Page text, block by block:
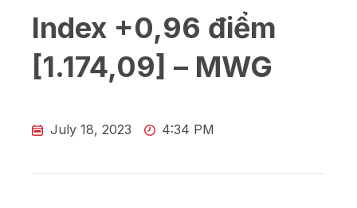
Index +0,96 điểm
[1.174,09] – MWG
July 18, 2023 4:34 PM